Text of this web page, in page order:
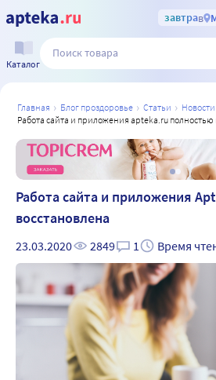
завтрав
Каталог
главная блог проздоровье статьи
работа сайта и приложения apteka.ru полностью
Работа сайта и приложения
восстановлена
23.03.2020 2849 1 Время